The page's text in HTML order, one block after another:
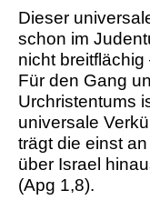
Dieser
schon im
nicht
Für den Gang
Urchristentums
universale
trägt die einst
über Israel
(Apg 1,8).